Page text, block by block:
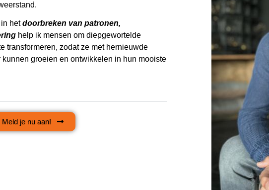
hetdoorbreken van patronen,
help ik mensen om diepgewortelde
transformeren, zodat ze met hernieuwde
groeien en ontwikkelen in hun mooiste
Meld je nu aan!